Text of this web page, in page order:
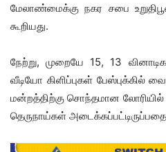
மேலாண்மைக்கு நகர சபை
கூறியது.
நேற்று, முறையே 15, 13
வீடியோ கிளிப்புகள் பேஸ்புக்கில்
மன்றத்திற்கு சொந்தமான
தெருநாய்கள்